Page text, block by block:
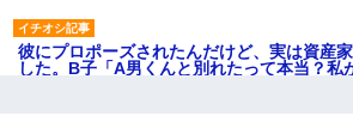
彼にプロポーズされたんだけど、実は資産
した。B子「A男くんと別れたって本当？私